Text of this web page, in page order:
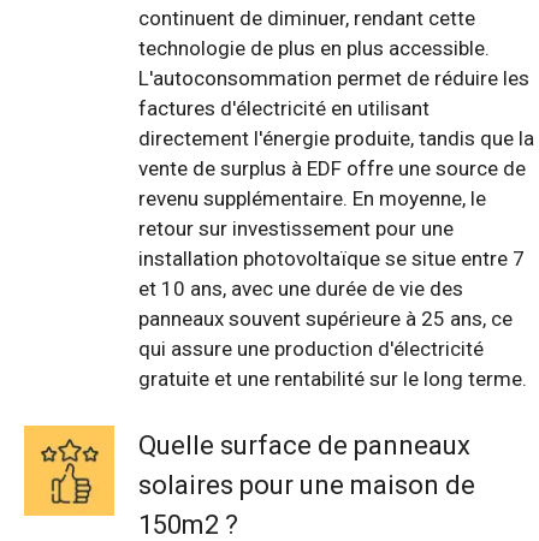
continuent de diminuer, rendant cette
technologie de plus en plus accessible.
L'autoconsommation permet de réduire les
factures d'électricité en utilisant
directement l'énergie produite, tandis que la
vente de surplus à EDF offre une source de
revenu supplémentaire. En moyenne, le
retour sur investissement pour une
installation photovoltaïque se situe entre 7
et 10 ans, avec une durée de vie des
panneaux souvent supérieure à 25 ans, ce
qui assure une production d'électricité
gratuite et une rentabilité sur le long terme.
Quelle surface de panneaux
solaires pour une maison de
150m2 ?